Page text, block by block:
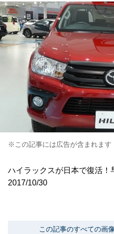
※この記事には広告が含まれます
ハイラックスが日本で復活！
2017/10/30
この記事のすべての画